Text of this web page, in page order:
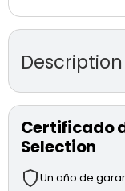
Description
Motor
regulables.
Certificado
Selection
Un año de